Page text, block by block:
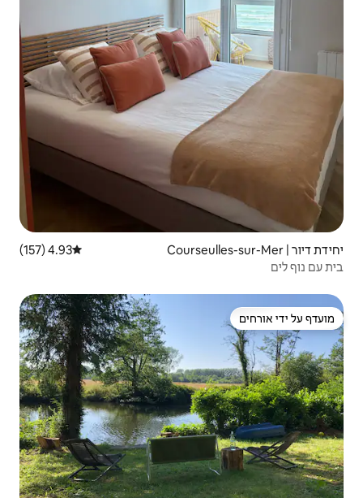
דירוג ממוצע של 4.93 מתוך 5, 157 ביקורות
4.93 (157)